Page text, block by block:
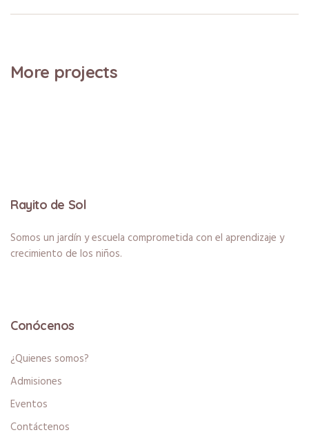
More projects
Rayito de Sol
Somos un jardín y escuela comprometida con el aprendizaje y
crecimiento de los niños.
Conócenos
¿Quienes somos?
Admisiones
Eventos
Contáctenos